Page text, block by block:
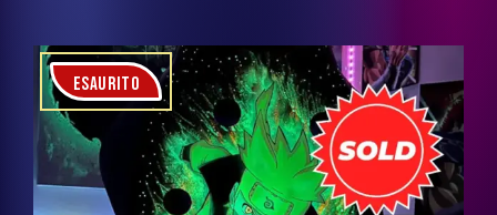
ESAURITO